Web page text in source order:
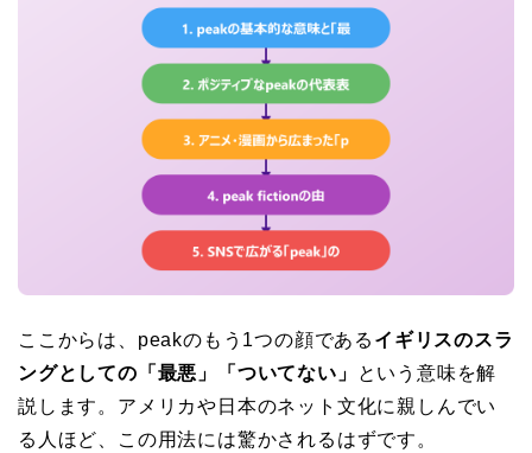
ここからは、peakのもう1つの顔である イギリスのスラ
ングとしての「最悪」「ついてない」
という意味を解
説します。アメリカや日本のネット文化に親しんでい
る人ほど、この用法には驚かされるはずです。